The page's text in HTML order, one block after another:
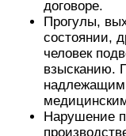
договоре.
Прогулы,
состоянии,
человек
взысканию.
Нарушение